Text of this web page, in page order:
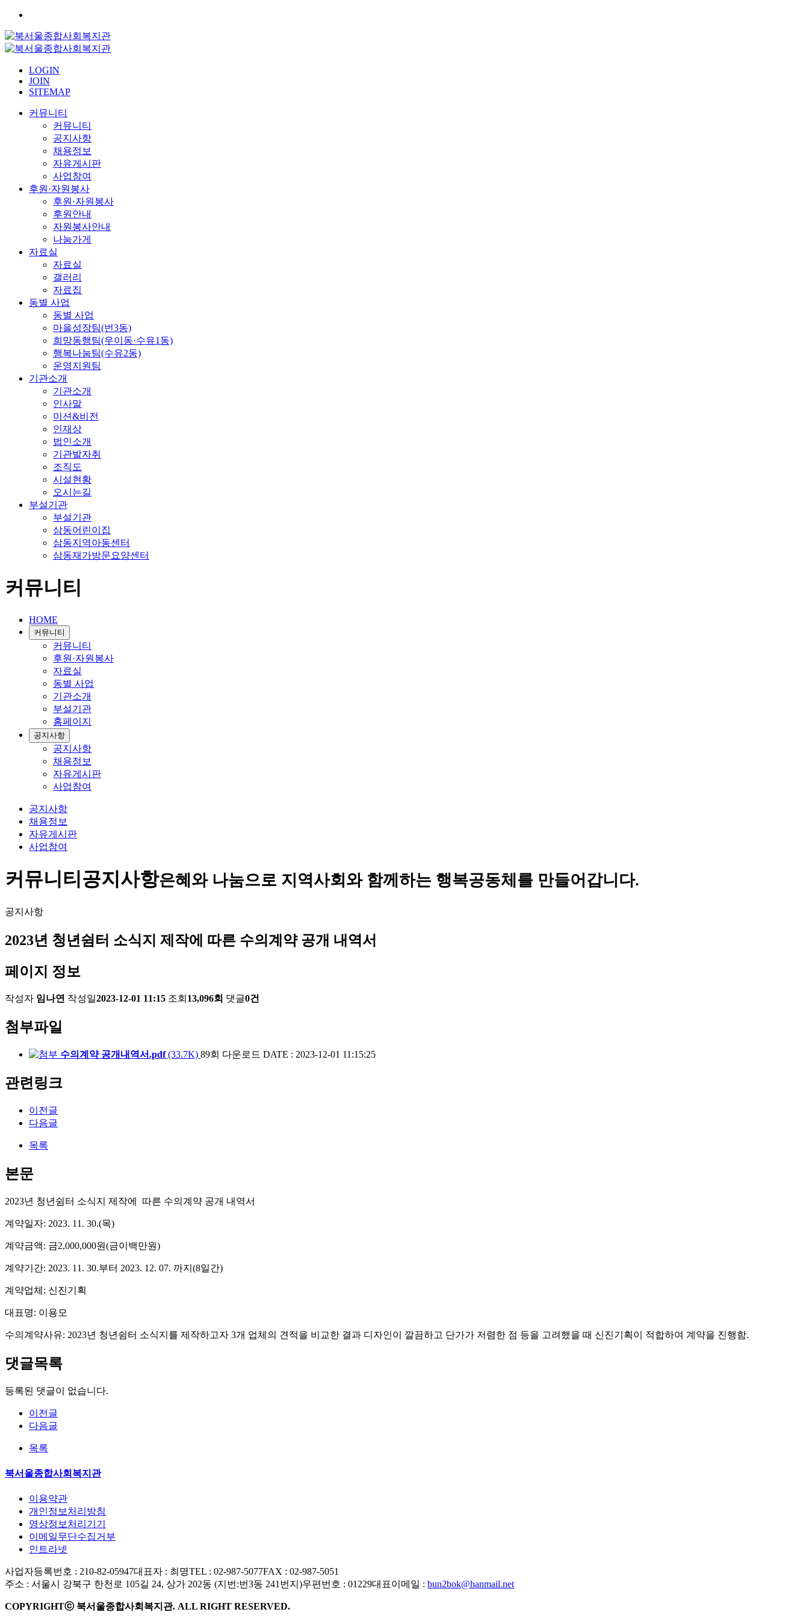
LOGIN
JOIN
SITEMAP
커뮤니티
커뮤니티
공지사항
채용정보
자유게시판
사업참여
후원·자원봉사
후원·자원봉사
후원안내
자원봉사안내
나눔가게
자료실
자료실
갤러리
자료집
동별 사업
동별 사업
마을성장팀(번3동)
희망동행팀(우이동·수유1동)
행복나눔팀(수유2동)
운영지원팀
기관소개
기관소개
인사말
미션&비전
인재상
법인소개
기관발자취
조직도
시설현황
오시는길
부설기관
부설기관
삼동어린이집
삼동지역아동센터
삼동재가방문요양센터
커뮤니티
HOME
커뮤니티
커뮤니티
후원·자원봉사
자료실
동별 사업
기관소개
부설기관
홈페이지
공지사항
공지사항
채용정보
자유게시판
사업참여
공지사항
채용정보
자유게시판
사업참여
커뮤니티공지사항은혜와 나눔으로 지역사회와 함께하는 행복공동체를 만들어갑니다.
공지사항
2023년 청년쉼터 소식지 제작에 따른 수의계약 공개 내역서
페이지 정보
작성자 임나연 작성일2023-12-01 11:15 조회 13,096회 댓글0건
첨부파일
수의계약 공개내역서.pdf(33.7K) 89회 다운로드 DATE : 2023-12-01 11:15:25
관련링크
이전글
다음글
목록
본문
2023년 청년쉼터 소식지 제작에 따른 수의계약 공개 내역서
계약일자: 2023. 11. 30.(목)
계약금액: 금2,000,000원(금이백만원)
계약기간: 2023. 11. 30.부터 2023. 12. 07. 까지(8일간)
계약업체: 신진기획
대표명: 이용모
수의계약사유: 2023년 청년쉼터 소식지를 제작하고자 3개 업체의 견적을 비교한 결과 디자인이 깔끔하고 단가가 저렴한 점 등을 고려했을 때 신진기획이 적합하여 계약을 진행함.
댓글목록
등록된 댓글이 없습니다.
이전글
다음글
목록
북서울종합사회복지관
이용약관
개인정보처리방침
영상정보처리기기
이메일무단수집거부
인트라넷
사업자등록번호 : 210-82-05947대표자 : 최명TEL : 02-987-5077FAX : 02-987-5051
주소 : 서울시 강북구 한천로 105길 24, 상가 202동 (지번:번3동 241번지)우편번호 : 01229대표이메일 : bun2bok@hanmail.net
COPYRIGHTⓒ 북서울종합사회복지관. ALL RIGHT RESERVED.